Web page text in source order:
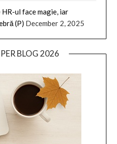
ul face magie, iar
(P) December 2, 2025
BLOG 2026